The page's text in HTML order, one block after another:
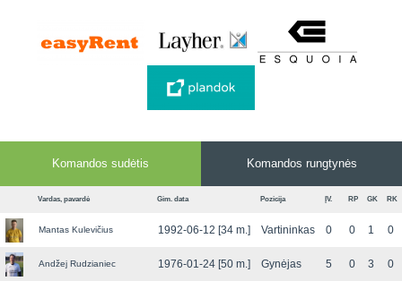
Komandos sudėtis Komandos rungtynės
Vardas, pavardė Gim. data Pozicija ĮV. RP GK RK
Mantas Kulevičius 1992-06-12 [34 m.] Vartininkas 0 0 1 0
Andžej Rudzianiec 1976-01-24 [50 m.] Gynėjas 5 0 3 0